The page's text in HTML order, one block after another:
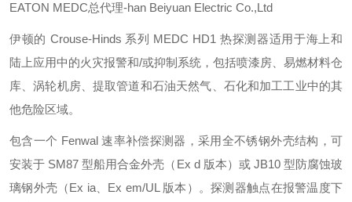
EATON MEDC总代理-han Beiyuan Electric Co.,Ltd
伊顿的 Crouse-Hinds 系列 MEDC HD1 热探测器适用于海上和
陆上应用中的火灾报警和/或抑制系统，包括喷漆房、易燃材料仓
库、涡轮机房、提取管道和石油天然气、石化和加工工业中的其
他危险区域。
包含一个 Fenwal 速率补偿探测器，采用全不锈钢外壳结构，可
安装于 SM87 型船用合金外壳（Ex d 版本）或 JB10 型防腐蚀玻
璃钢外壳（Ex ia、Ex em/UL 版本）。探测器触点在报警温度下